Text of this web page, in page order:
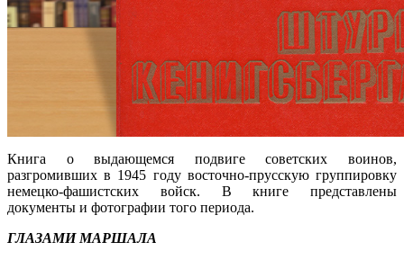
Книга о выдающемся подвиге советских воинов,
разгромивших в 1945 году восточно-прусскую группировку
немецко-фашистских войск. В книге представлены
документы и фотографии того периода.
ГЛАЗАМИ МАРШАЛА